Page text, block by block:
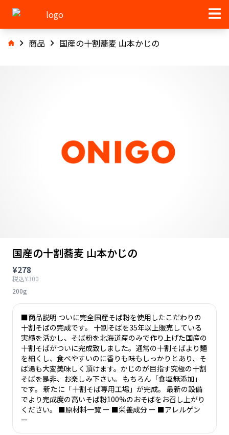
商品 国産の十割蕎麦 山本かじの
国産の十割蕎麦 山本かじの
¥278
税込¥300
200g
■商品説明 ついに完全国産そば粉を使用したこだわりの
十割そばの完成です。 十割そばを35年以上販売している
実績を活かし、そば粉を北海道産のみで作り上げた国産の
十割そばがついに完成致しました。通常の十割そばより麺
を細くし、食べやすいのに香りも味もしっかりとあり、そ
ば湯も大変美味しく頂けます。かじのが目指す究極の十割
そばを是非、お楽しみ下さい。 もちろん「食塩無添加」
です。 新たに「十割そば専用工場」が完成。 最新の設備
でより完成度の高いそば粉100%のおそばをお召し上がり
ください。 ■原材料一覧 ー ■栄養成分 ー ■アレルゲン
ー